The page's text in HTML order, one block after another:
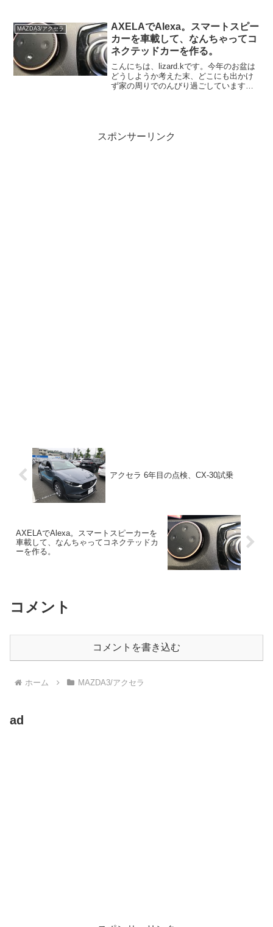
うのですが、オイル交換はなぜかディー
ラーの方が安...
MAZDA3/アクセラ
AXELAでAlexa。スマートスピー
カーを車載して、なんちゃってコ
ネクテッドカーを作る。
こんにちは、lizard.kです。今年のお盆は
どうしようか考えた末、どこにも出かけ
ず家の周りでのんびり過ごしています。
スポンサーリンク
アクセラ 6年目の点検、CX-30試乗
AXELAでAlexa。スマートスピーカーを
車載して、なんちゃってコネクテッドカ
ーを作る。
コメント
コメントを書き込む
ホーム MAZDA3/アクセラ
ad